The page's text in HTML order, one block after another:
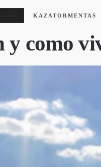
KAZATORMENTAS
y como